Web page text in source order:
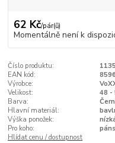
62 Kč/pár(ů)
Momentálně není k
Číslo produktu:
EAN kód:
Výrobce:
Velikost:
48 -
Barva:
Hlavní materiál:
Výška ponožek:
Pro koho:
Hlídat cenu / dostupnost